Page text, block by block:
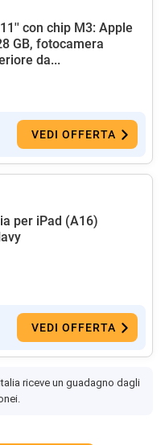
con chip M3: Apple
GB, fotocamera
da...
VEDI OFFERTA
per iPad (A16)
VEDI OFFERTA
riceve un guadagno dagli